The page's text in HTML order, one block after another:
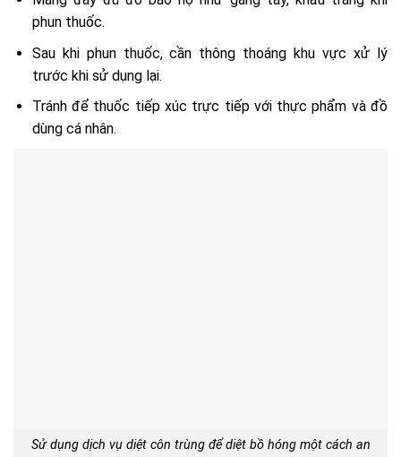
phun thuốc.
Sau khi phun thuốc, cần thông thoáng khu vực xử lý
trước khi sử dụng lại.
Tránh để thuốc tiếp xúc trực tiếp với thực phẩm và đồ
dùng cá nhân.
Sử dụng dịch vụ diệt côn trùng để diệt bồ hóng một cách an